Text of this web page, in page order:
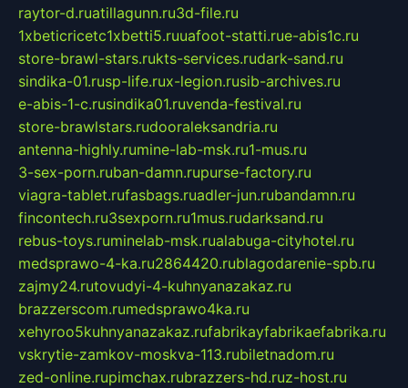
raytor-d.ruatillagunn.ru3d-file.ru
1xbeticricetc1xbetti5.ruuafoot-statti.rue-abis1c.ru
store-brawl-stars.rukts-services.rudark-sand.ru
sindika-01.rusp-life.rux-legion.rusib-archives.ru
e-abis-1-c.rusindika01.ruvenda-festival.ru
store-brawlstars.rudooraleksandria.ru
antenna-highly.rumine-lab-msk.ru1-mus.ru
3-sex-porn.ruban-damn.rupurse-factory.ru
viagra-tablet.rufasbags.ruadler-jun.rubandamn.ru
fincontech.ru3sexporn.ru1mus.rudarksand.ru
rebus-toys.ruminelab-msk.rualabuga-cityhotel.ru
medsprawo-4-ka.ru2864420.rublagodarenie-spb.ru
zajmy24.rutovudyi-4-kuhnyanazakaz.ru
brazzerscom.rumedsprawo4ka.ru
xehyroo5kuhnyanazakaz.rufabrikayfabrikaefabrika.ru
vskrytie-zamkov-moskva-113.rubiletnadom.ru
zed-online.rupimchax.rubrazzers-hd.ruz-host.ru